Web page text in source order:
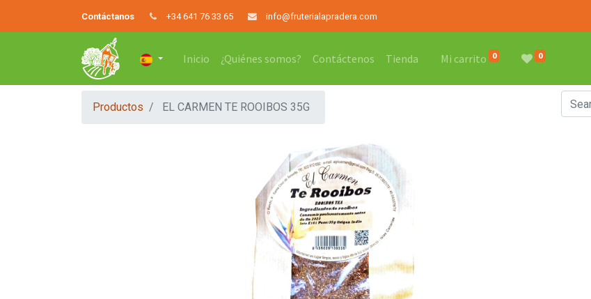
Contáctanos +34 641 76 33 65 info@fruterialapradera.com
Inicio ¿Quiénes somos? Contáctenos Tienda Mi carrito 0 0
Productos EL CARMEN TE ROOIBOS 35G